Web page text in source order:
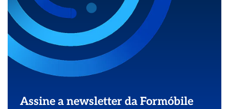
Assine a newsletter da Formóbile